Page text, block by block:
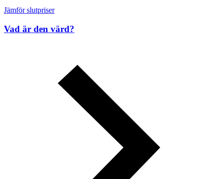
Jämför slutpriser
Vad är den värd?